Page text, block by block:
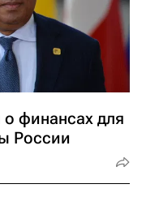
о финансах для
России